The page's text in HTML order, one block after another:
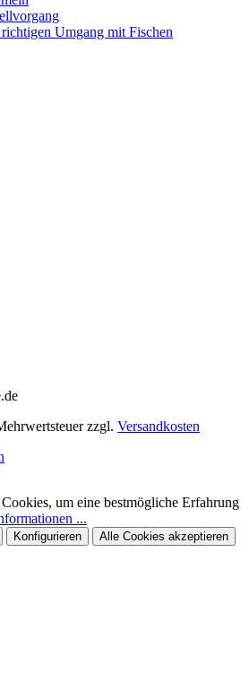
Umgang mit Fischen
zzgl. Versandkosten
um eine bestmögliche Erfahrung
...
Konfigurieren Alle Cookies akzeptieren